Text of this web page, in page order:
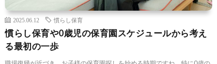
2025.06.12 慣らし保育
慣らし保育や0歳児の保育園スケジュールから考え
る最初の一歩